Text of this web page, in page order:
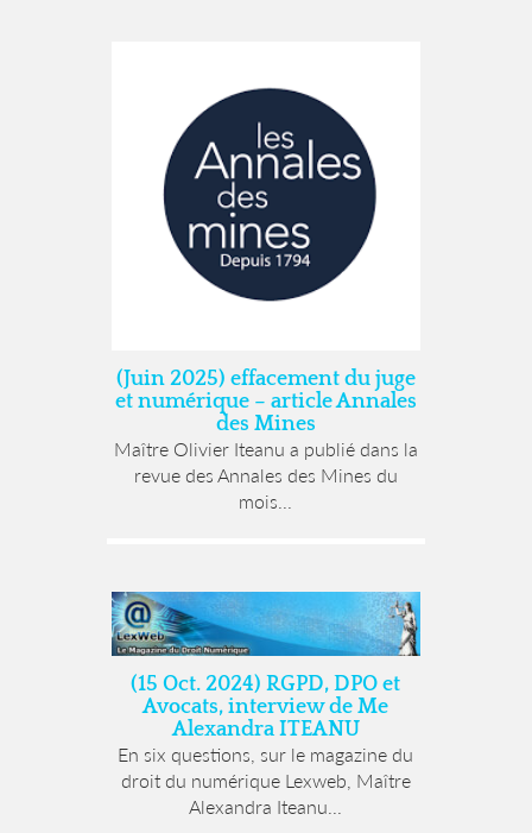
(Juin 2025) effacement du juge
et numérique – article Annales
des Mines
Maître Olivier Iteanu a publié dans la
revue des Annales des Mines du
mois...
(15 Oct. 2024) RGPD, DPO et
Avocats, interview de Me
Alexandra ITEANU
En six questions, sur le magazine du
droit du numérique Lexweb, Maître
Alexandra Iteanu...